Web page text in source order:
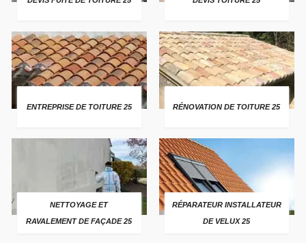
ENTREPRISE DE TOITURE 25 RÉNOVATION DE TOITURE 25
NETTOYAGE ET
RAVALEMENT DE FAÇADE 25
RÉPARATEUR INSTALLATEUR
DE VELUX 25